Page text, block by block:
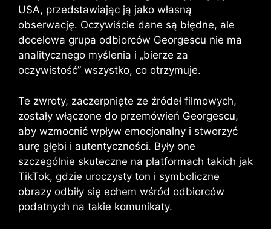
USA, przedstawiając ją jako własną
obserwację. Oczywiście dane są błędne, ale
docelowa grupa odbiorców Georgescu nie ma
analitycznego myślenia i „bierze za
oczywistość” wszystko, co otrzymuje.
Te zwroty, zaczerpnięte ze źródeł filmowych,
zostały włączone do przemówień Georgescu,
aby wzmocnić wpływ emocjonalny i stworzyć
aurę głębi i autentyczności. Były one
szczególnie skuteczne na platformach takich jak
TikTok, gdzie uroczysty ton i symboliczne
obrazy odbiły się echem wśród odbiorców
podatnych na takie komunikaty.